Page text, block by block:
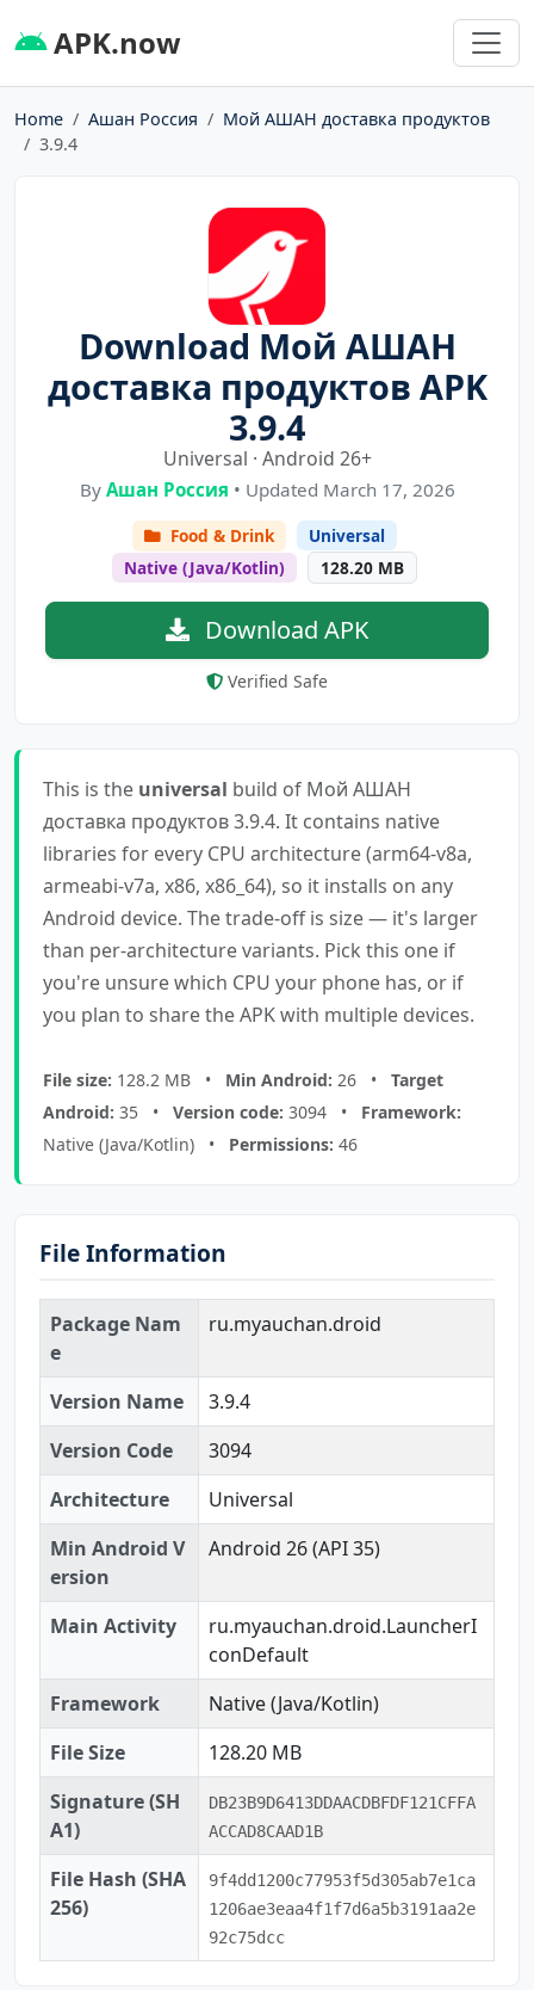
APK.now
Home Ашан Россия
Мой АШАН доставка продуктов
3.9.4
Download Мой АШАН
доставка продуктов APK
3.9.4
Universal · Android 26+
By Ашан Россия • Updated March 17, 2026
Food & Drink
Universal
Native (Java/Kotlin)
128.20 MB
Download APK
Verified Safe
This is the universal build of Мой АШАН
доставка продуктов 3.9.4. It contains native
libraries for every CPU architecture (arm64-v8a,
armeabi-v7a, x86, x86_64), so it installs on any
Android device. The trade-off is size — it's larger
than per-architecture variants. Pick this one if
you're unsure which CPU your phone has, or if
you plan to share the APK with multiple devices.
File size: 128.2 MB • Min Android: 26 • Target
Android: 35 • Version code: 3094 • Framework:
Native (Java/Kotlin) • Permissions: 46
File Information
Package Nam
e
ru.myauchan.droid
Version Name
3.9.4
Version Code
3094
Architecture
Universal
Min Android V
ersion
Android 26 (API 35)
Main Activity
ru.myauchan.droid.LauncherI
conDefault
Framework
Native (Java/Kotlin)
File Size
128.20 MB
Signature (SH
A1)
DB23B9D6413DDAACDBFDF121CFFA
ACCAD8CAAD1B
File Hash (SHA
256)
9f4dd1200c77953f5d305ab7e1ca
1206ae3eaa4f1f7d6a5b3191aa2e
92c75dcc